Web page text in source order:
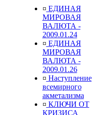
¤ ЕДИНАЯ
МИРОВАЯ
ВАЛЮТА -
2009.01.24
¤ ЕДИНАЯ
МИРОВАЯ
ВАЛЮТА -
2009.01.26
¤ Наступление
всемирного
акметализма
¤ КЛЮЧИ ОТ
КРИЗИСА